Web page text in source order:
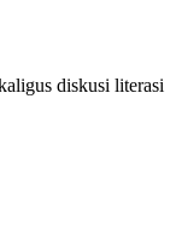
diskusi literasi